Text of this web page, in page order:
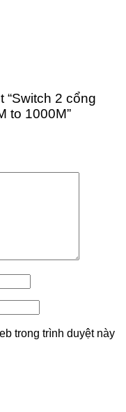
“Switch 2 cổng
to 1000M”
trong trình duyệt này